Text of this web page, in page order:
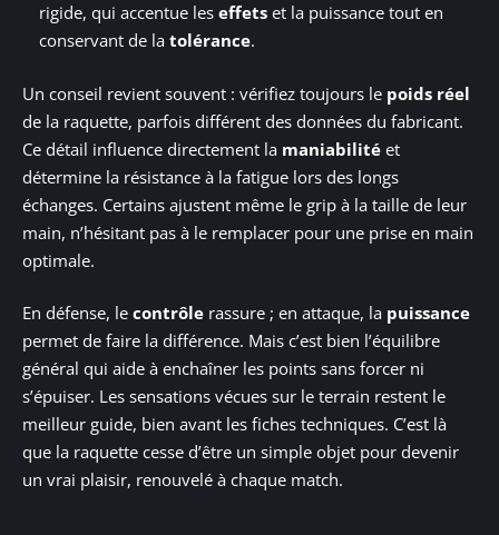
rigide, qui accentue les effets et la puissance tout en
conservant de la tolérance.
Un conseil revient souvent : vérifiez toujours le poids réel
de la raquette, parfois différent des données du fabricant.
Ce détail influence directement la maniabilité et
détermine la résistance à la fatigue lors des longs
échanges. Certains ajustent même le grip à la taille de leur
main, n’hésitant pas à le remplacer pour une prise en main
optimale.
En défense, le contrôle rassure ; en attaque, la puissance
permet de faire la différence. Mais c’est bien l’équilibre
général qui aide à enchaîner les points sans forcer ni
s’épuiser. Les sensations vécues sur le terrain restent le
meilleur guide, bien avant les fiches techniques. C’est là
que la raquette cesse d’être un simple objet pour devenir
un vrai plaisir, renouvelé à chaque match.